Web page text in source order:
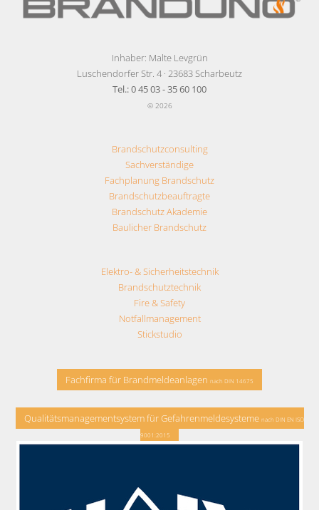
Inhaber: Malte Levgrün
Luschendorfer Str. 4 · 23683 Scharbeutz
Tel.: 0 45 03 - 35 60 100
© 2026
Brandschutzconsulting
Sachverständige
Fachplanung Brandschutz
Brandschutzbeauftragte
Brandschutz Akademie
Baulicher Brandschutz
Elektro- & Sicherheitstechnik
Brandschutztechnik
Fire & Safety
Notfallmanagement
Stickstudio
Fachfirma für Brandmeldeanlagen nach DIN 14675
Qualitätsmanagementsystem für Gefahrenmeldesysteme nach DIN EN ISO
9001:2015